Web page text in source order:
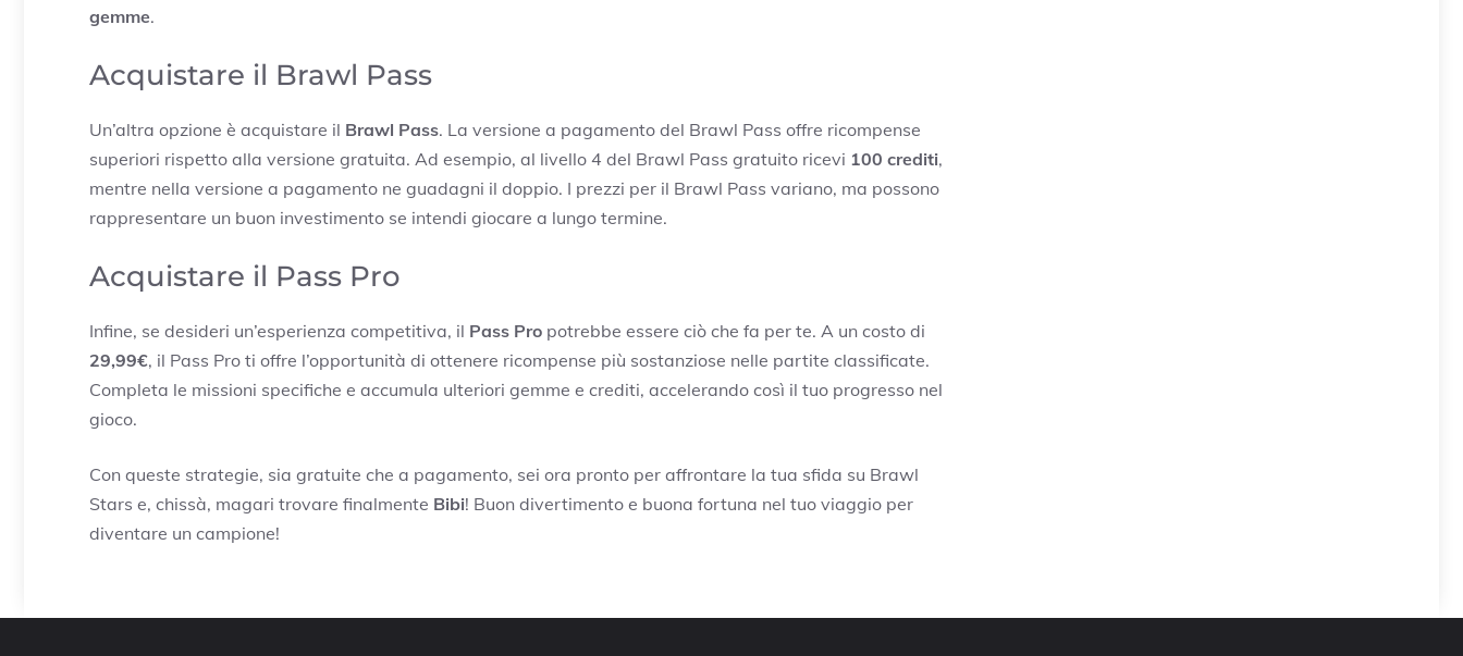
gemme.
Acquistare il Brawl Pass
Un’altra opzione è acquistare il Brawl Pass. La versione a pagamento del Brawl Pass offre ricompense
superiori rispetto alla versione gratuita. Ad esempio, al livello 4 del Brawl Pass gratuito ricevi 100 crediti,
mentre nella versione a pagamento ne guadagni il doppio. I prezzi per il Brawl Pass variano, ma possono
rappresentare un buon investimento se intendi giocare a lungo termine.
Acquistare il Pass Pro
Infine, se desideri un’esperienza competitiva, il Pass Pro potrebbe essere ciò che fa per te. A un costo di
29,99€, il Pass Pro ti offre l’opportunità di ottenere ricompense più sostanziose nelle partite classificate.
Completa le missioni specifiche e accumula ulteriori gemme e crediti, accelerando così il tuo progresso nel
gioco.
Con queste strategie, sia gratuite che a pagamento, sei ora pronto per affrontare la tua sfida su Brawl
Stars e, chissà, magari trovare finalmente Bibi! Buon divertimento e buona fortuna nel tuo viaggio per
diventare un campione!